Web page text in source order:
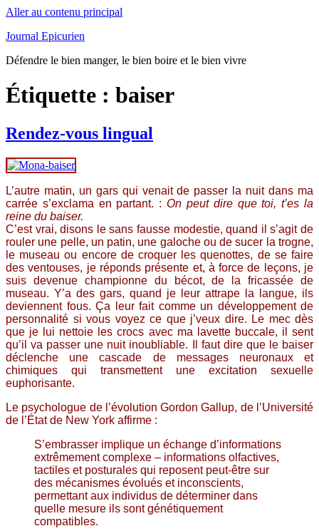
Aller au contenu principal
Journal Epicurien
Défendre le bien manger, le bien boire et le bien vivre
Étiquette : baiser
Rendez-vous lingual
L’autre matin, un gars qui venait de passer la nuit dans ma
carrée s’exclama en partant. :On peut dire que toi, t’es la
reine du baiser.
C’est vrai, disons le sans fausse modestie, quand il s’agit de
rouler une pelle, un patin, une galoche ou de sucer la trogne,
le museau ou encore de croquer les quenottes, de se faire
des ventouses, je réponds présente et, à force de leçons, je
suis devenue championne du bécot, de la fricassée de
museau. Y’a des gars, quand je leur attrape la langue, ils
deviennent fous. Ça leur fait comme un développement de
personnalité si vous voyez ce que j’veux dire. Le mec dès
que je lui nettoie les crocs avec ma lavette buccale, il sent
qu’il va passer une nuit inoubliable. Il faut dire que le baiser
déclenche une cascade de messages neuronaux et
chimiques qui transmettent une excitation sexuelle
euphorisante.
Le psychologue de l’évolution Gordon Gallup, de l’Université
de l’État de New York affirme :
S’embrasser implique un échange d’informations
extrêmement complexe – informations olfactives,
tactiles et posturales qui reposent peut-être sur
des mécanismes évolués et inconscients,
permettant aux individus de déterminer dans
quelle mesure ils sont génétiquement
compatibles.